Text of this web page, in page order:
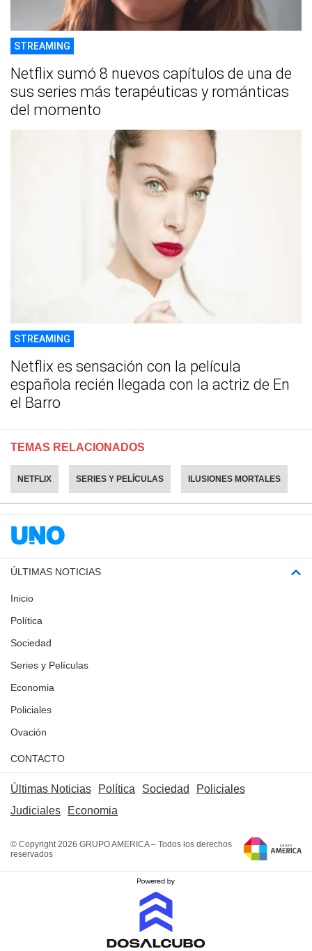
STREAMING
Netflix sumó 8 nuevos capítulos de una de
sus series más terapéuticas y románticas
del momento
STREAMING
Netflix es sensación con la película
española recién llegada con la actriz de En
el Barro
TEMAS RELACIONADOS
NETFLIX SERIES Y PELÍCULAS ILUSIONES MORTALES
ÚLTIMAS NOTICIAS
Inicio
Política
Sociedad
Series y Películas
Economia
Policiales
Ovación
CONTACTO
Últimas Noticias Política Sociedad
Policiales
Judiciales
Economia
© Copyright 2026 GRUPO AMERICA – Todos los derechos
reservados